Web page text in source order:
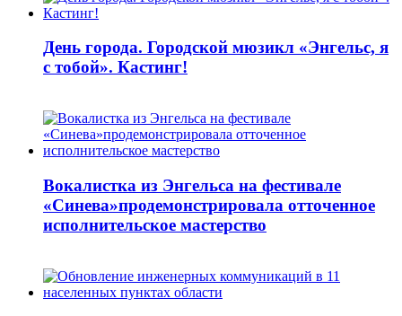
День города. Городской мюзикл «Энгельс, я
с тобой». Кастинг!
Вокалистка из Энгельса на фестивале
«Синева»продемонстрировала отточенное
исполнительское мастерство